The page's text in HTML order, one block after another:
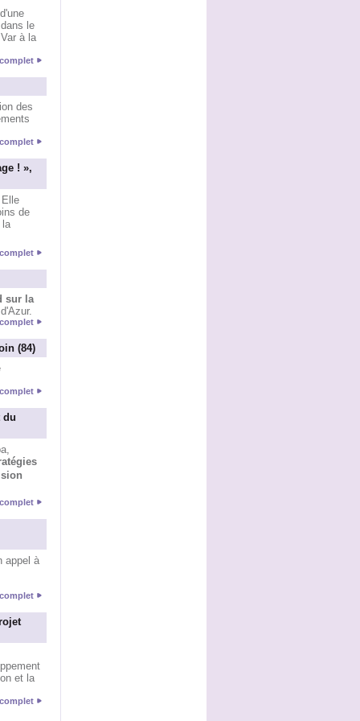
le
à la
des
! »,
de
sur la
(84)
du
appel à
et la